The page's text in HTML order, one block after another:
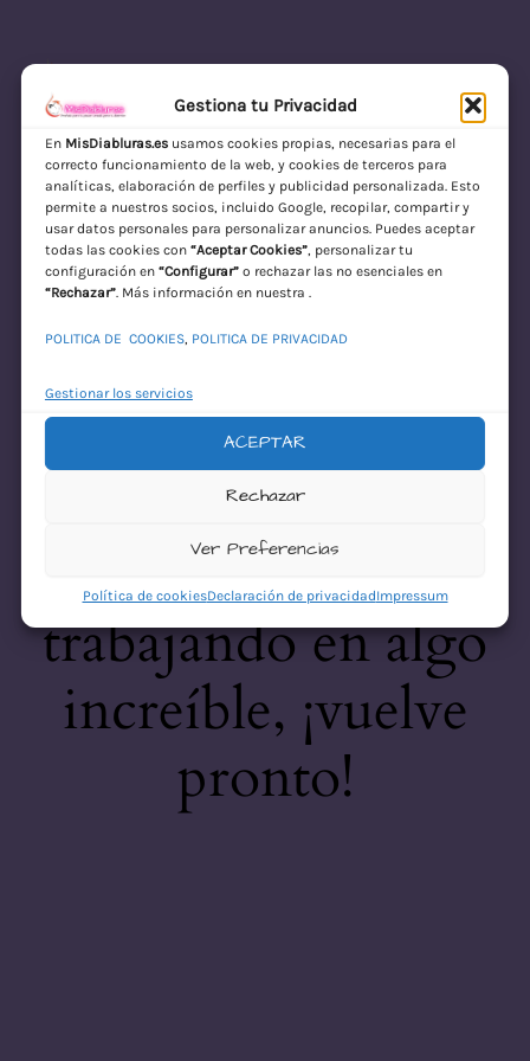
Gestiona tu Privacidad
En MisDiabluras.esusamos cookies propias, necesarias para el
correcto funcionamiento de la web, y cookies de terceros para
analíticas, elaboración de perfiles y publicidad personalizada. Esto
permite a nuestros socios, incluido Google, recopilar, compartir y
usar datos personales para personalizar anuncios. Puedes aceptar
todas las cookies con “Aceptar Cookies”, personalizar tu
configuración en “Configurar”o rechazar las no esenciales en
“Rechazar”. Más información en nuestra .
POLITICA DE COOKIES, POLITICA DE PRIVACIDAD
Gestionar los servicios
ACEPTAR
Rechazar
Ver Preferencias
Política de cookiesDeclaración de privacidadImpressum
MisDiabluras | Sexshop Online con Envío
Discreto en España
Acceder
¡Disculpa este
desastre! Estamos
trabajando en algo
increíble, ¡vuelve
pronto!